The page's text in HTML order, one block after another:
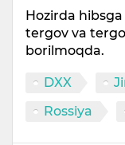
Hozirda
tergov va
borilmoqda.
DXX
Rossiya